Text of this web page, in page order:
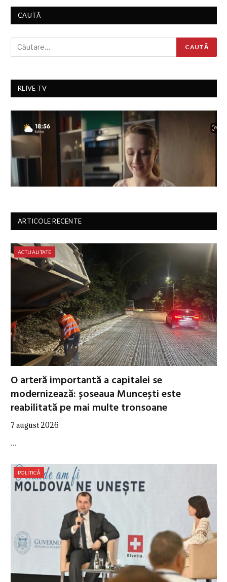
CAUTĂ
RLIVE TV
ARTICOLE RECENTE
ACTUALITATE
O arteră importantă a capitalei se
modernizează: șoseaua Muncești este
reabilitată pe mai multe tronsoane
7 august 2026
…
POLITICĂ